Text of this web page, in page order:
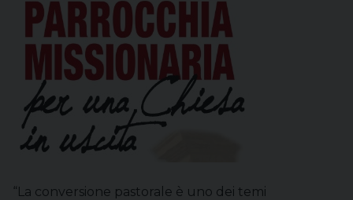
“La conversione pastorale è uno dei temi